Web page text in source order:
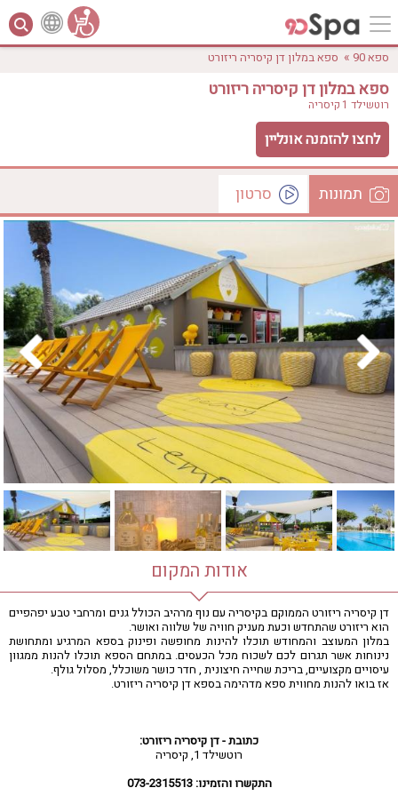
לפי אבזורים
אירוודה
ארוחה
בריכה מחוממת
בריכה חיצונית
ג'קוזי
ג'קוזי פרטי
חדר כושר
חמאם טורקי
טיפול במים
טיפול קלאסי
טיפולי קוסמטיקה
סאונה רטובה
סאונה יבשה
עיסוי תאילנדי
שיאצו
ספא 90 » ספא במלון דן קיסריה ריזורט
ספא במלון דן קיסריה ריזורט
רוטשילד 1 קיסריה
לחצו להזמנה אונליין
תמונות
המקום
סרטון
אודות המקום
דן קיסריה ריזורט הממוקם בקיסריה עם נוף מרהיב הכולל גנים ומרחבי טבע יפהפיים
הוא ריזורט שהתחדש וכעת מעניק חוויה של שלווה ואושר.
במלון המעוצב והמחודש תוכלו להינות מחופשה ופינוק בספא המרגיע ומתחושת
נינוחות אשר תגרום לכם לשכוח מכל הכעסים. במתחם הספא תוכלו להנות ממגוון
עיסויים מקצועיים, בריכת שחייה חיצונית , חדר כושר משוכלל, מסלול גולף.
אז בואו להנות מחווית ספא מדהימה בספא דן קיסריה ריזורט.
כתובת - דן קיסריה ריזורט:
רוטשילד 1, קיסריה
התקשרו והזמינו: 073-2315513